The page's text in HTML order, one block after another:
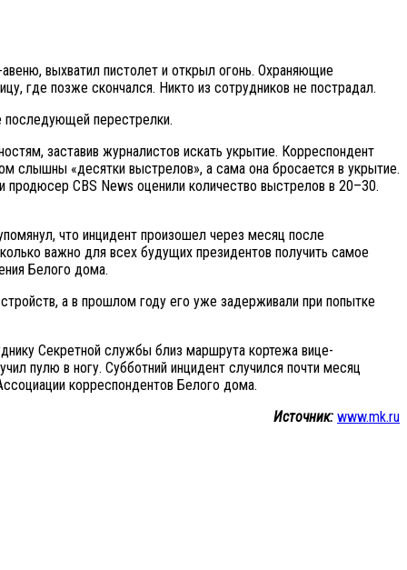
выхватил пистолет и открыл огонь. Охраняющие
где позже скончался. Никто из сотрудников не пострадал.
последующей перестрелки.
заставив журналистов искать укрытие. Корреспондент
слышны «десятки выстрелов», а сама она бросается в укрытие.
CBS News оценили количество выстрелов в 20–30.
что инцидент произошел через месяц после
важно для всех будущих президентов получить самое
Белого дома.
а в прошлом году его уже задерживали при попытке
Секретной службы близ маршрута кортежа вице-
пулю в ногу. Субботний инцидент случился почти месяц
корреспондентов Белого дома.
Источник: www.mk.ru